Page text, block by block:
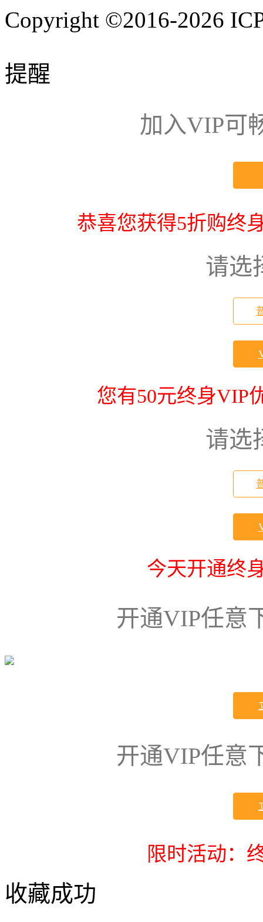
Copyright ©2016-2026
提醒
加入VIP可
恭喜您获得5折购终
请选
您有50元终身VIP
请选
今天开通终
开通VIP任意
开通VIP任意
限时活动：
收藏成功